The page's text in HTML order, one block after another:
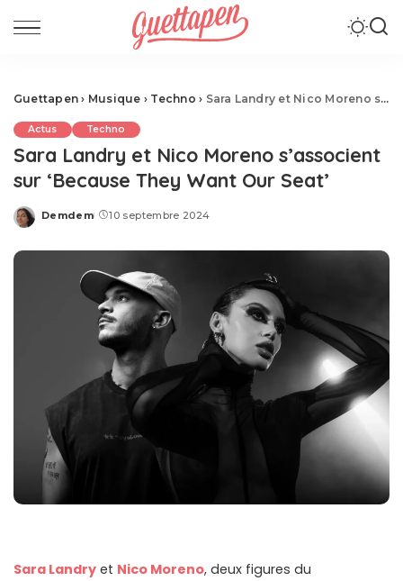
Guettapen › Musique › Techno › Sara Landry et Nico Moreno s’associent sur ‘Because They Want Our Seat’
Actus Techno
Sara Landry et Nico Moreno s’associent
sur ‘Because They Want Our Seat’
Posted
Demdem 10 septembre 2024
Sara Landry et Nico Moreno, deux figures du